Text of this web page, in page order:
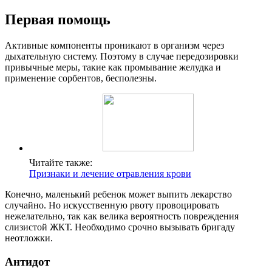
Первая помощь
Активные компоненты проникают в организм через
дыхательную систему. Поэтому в случае передозировки
привычные меры, такие как промывание желудка и
применение сорбентов, бесполезны.
Читайте также:
Признаки и лечение отравления крови
Конечно, маленький ребенок может выпить лекарство
случайно. Но искусственную рвоту провоцировать
нежелательно, так как велика вероятность повреждения
слизистой ЖКТ. Необходимо срочно вызывать бригаду
неотложки.
Антидот